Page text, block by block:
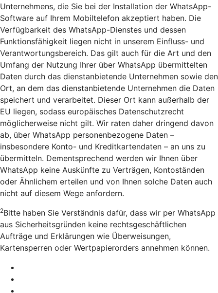
Unternehmens, die Sie bei der Installation der WhatsApp-
Software auf Ihrem Mobiltelefon akzeptiert haben. Die
Verfügbarkeit des WhatsApp-Dienstes und dessen
Funktionsfähigkeit liegen nicht in unserem Einfluss- und
Verantwortungsbereich. Das gilt auch für die Art und den
Umfang der Nutzung Ihrer über WhatsApp übermittelten
Daten durch das dienstanbietende Unternehmen sowie den
Ort, an dem das dienstanbietende Unternehmen die Daten
speichert und verarbeitet. Dieser Ort kann außerhalb der
EU liegen, sodass europäisches Datenschutzrecht
möglicherweise nicht gilt. Wir raten daher dringend davon
ab, über WhatsApp personenbezogene Daten –
insbesondere Konto- und Kreditkartendaten – an uns zu
übermitteln. Dementsprechend werden wir Ihnen über
WhatsApp keine Auskünfte zu Verträgen, Kontoständen
oder Ähnlichem erteilen und von Ihnen solche Daten auch
nicht auf diesem Wege anfordern.
2Bitte haben Sie Verständnis dafür, dass wir per WhatsApp
aus Sicherheitsgründen keine rechtsgeschäftlichen
Aufträge und Erklärungen wie Überweisungen,
Kartensperren oder Wertpapierorders annehmen können.